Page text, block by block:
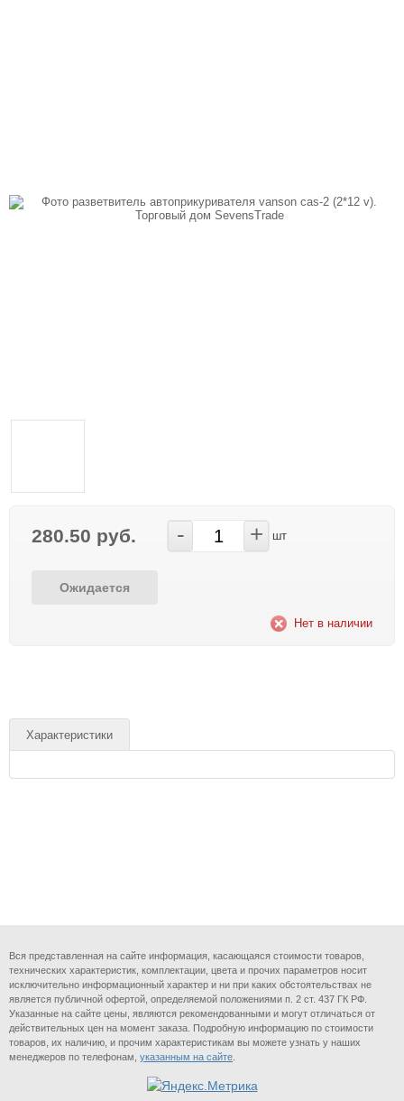
280.50 руб. - + шт
Ожидается
Нет в наличии
Характеристики
Вся представленная на сайте информация, касающаяся стоимости товаров,
технических характеристик, комплектации, цвета и прочих параметров носит
исключительно информационный характер и ни при каких обстоятельствах не
является публичной офертой, определяемой положениями п. 2 ст. 437 ГК РФ.
Указанные на сайте цены, являются рекомендованными и могут отличаться от
действительных цен на момент заказа. Подробную информацию по стоимости
товаров, их наличию, и прочим характеристикам вы можете узнать у наших
менеджеров по телефонам, указанным на сайте